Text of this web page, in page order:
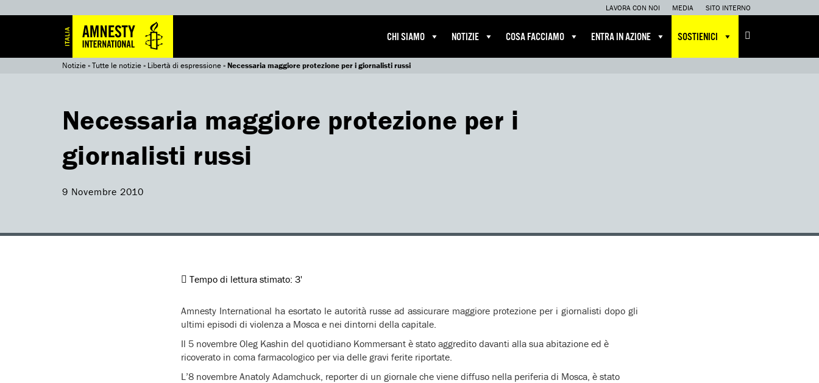
LAVORA CON NOI MEDIA SITO INTERNO
CHI SIAMO NOTIZIE COSA FACCIAMO ENTRA IN AZIONE SOSTIENICI
Notizie»Tutte le notizie» Libertà di espressione»Necessaria maggiore protezione per i giornalisti russi
Necessaria maggiore protezione per i
giornalisti russi
9 Novembre 2010
Tempo di lettura stimato: 3'
Amnesty International ha esortato le autorità russe ad assicurare maggiore protezione per i giornalisti dopo gli
ultimi episodi di violenza a Mosca e nei dintorni della capitale.
Il 5 novembre Oleg Kashin del quotidiano Kommersant è stato aggredito davanti alla sua abitazione ed è
ricoverato in coma farmacologico per via delle gravi ferite riportate.
L’8 novembre Anatoly Adamchuck, reporter di un giornale che viene diffuso nella periferia di Mosca, è stato